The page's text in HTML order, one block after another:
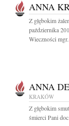
ANNA
Z głębokim
października
Wieczności
ANNA
KRAKÓW
Z głębokim
śmierci Pani